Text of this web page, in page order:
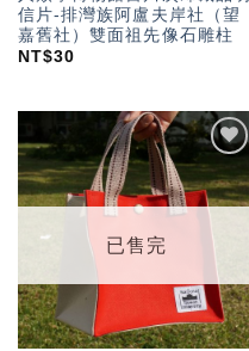
信片-排灣族阿盧夫岸社（望
嘉舊社）雙面祖先像石雕柱
NT$30
加入
「願
望輕
已售完